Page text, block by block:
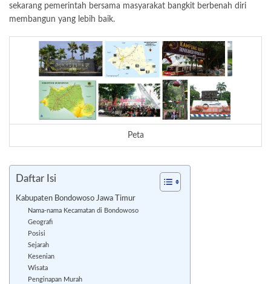
sekarang pemerintah bersama masyarakat bangkit berbenah diri
membangun yang lebih baik.
Peta
Daftar Isi
Kabupaten Bondowoso Jawa Timur
Nama-nama Kecamatan di Bondowoso
Geografi
Posisi
Sejarah
Kesenian
Wisata
Penginapan Murah